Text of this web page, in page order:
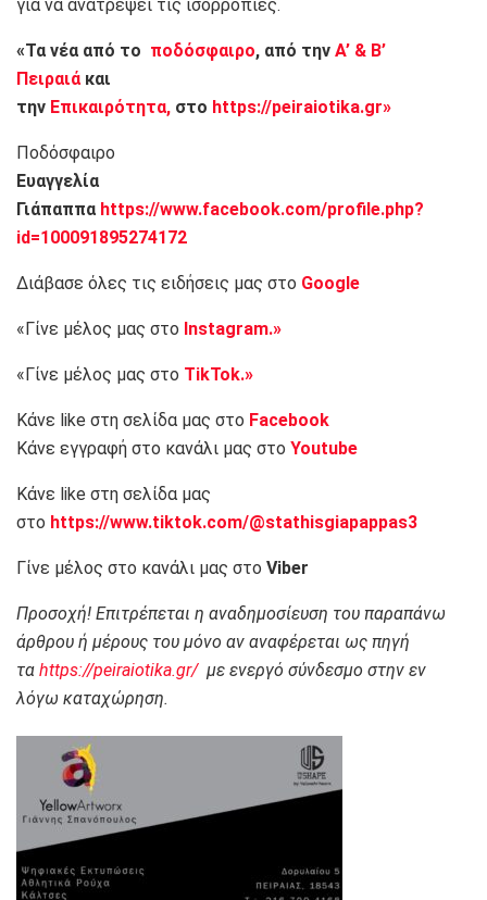
για να ανατρέψει τις ισορροπίες.
«Τα νέα από το ποδόσφαιρο, από την Α’ & Β’
Πειραιάκαι
την Επικαιρότητα, στο https://peiraiotika.gr»
Ποδόσφαιρο
Ευαγγελία
Γιάπαππα https://www.facebook.com/profile.php?
id=100091895274172
Διάβασε όλες τις ειδήσεις μας στο Google
«Γίνε μέλος μας στο Instagram.»
«Γίνε μέλος μας στο TikTok.»
Κάνε like στη σελίδα μας στο Facebook
Κάνε εγγραφή στο κανάλι μας στο Youtube
Κάνε like στη σελίδα μας
στο https://www.tiktok.com/@stathisgiapappas3
Γίνε μέλος στο κανάλι μας στο Viber
Προσοχή! Επιτρέπεται η αναδημοσίευση του παραπάνω
άρθρου ή μέρους του μόνο αν αναφέρεται ως πηγή
τα https://peiraiotika.gr/με ενεργό σύνδεσμο στην εν
λόγω καταχώρηση.